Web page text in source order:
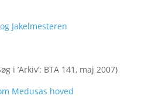
Jakelmesteren
i ’Arkiv’: BTA 141, maj 2007)
Medusas hoved